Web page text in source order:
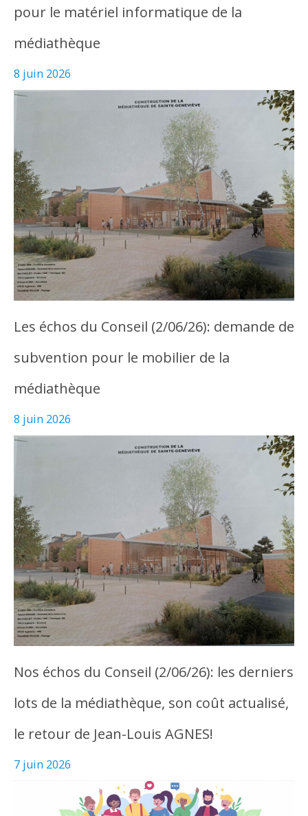
pour le matériel informatique de la
médiathèque
8 juin 2026
Les échos du Conseil (2/06/26): demande de
subvention pour le mobilier de la
médiathèque
8 juin 2026
Nos échos du Conseil (2/06/26): les derniers
lots de la médiathèque, son coût actualisé,
le retour de Jean-Louis AGNES!
7 juin 2026